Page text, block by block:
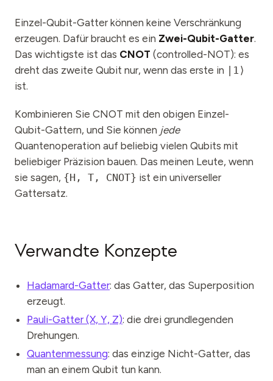
Einzel-Qubit-Gatter können keine Verschränkung
erzeugen. Dafür braucht es ein Zwei-Qubit-Gatter.
Das wichtigste ist das CNOT (controlled-NOT): es
dreht das zweite Qubit nur, wenn das erste in
|1⟩
ist.
Kombinieren Sie CNOT mit den obigen Einzel-
Qubit-Gattern, und Sie können jede
Quantenoperation auf beliebig vielen Qubits mit
beliebiger Präzision bauen. Das meinen Leute, wenn
sie sagen, {H, T, CNOT} ist ein universeller
Gattersatz.
Verwandte Konzepte
Hadamard-Gatter: das Gatter, das Superposition
erzeugt.
Pauli-Gatter (X, Y, Z): die drei grundlegenden
Drehungen.
Quantenmessung: das einzige Nicht-Gatter, das
man an einem Qubit tun kann.